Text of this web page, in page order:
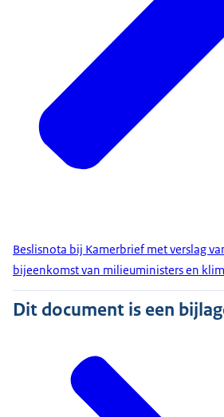
Beslisnota bij Kamerbrief met verslag
bijeenkomst van milieuministers en
Dit document is een